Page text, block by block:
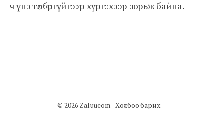
ч үнэ төлбөргүйгээр хүргэхээр зорьж байна.
© 2026 Zaluucom -Холбоо барих